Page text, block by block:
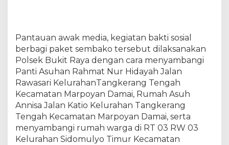
a
B
a
g
i
a
n
P
a
k
Pantauan awak media, kegiatan bakti sosial
berbagi paket sembako tersebut dilaksanakan
Polsek Bukit Raya dengan cara menyambangi
Panti Asuhan Rahmat Nur Hidayah Jalan
Rawasari KelurahanTangkerang Tengah
Kecamatan Marpoyan Damai, Rumah Asuh
Annisa Jalan Katio Kelurahan Tangkerang
Tengah Kecamatan Marpoyan Damai, serta
menyambangi rumah warga di RT 03 RW 03
Kelurahan Sidomulyo Timur Kecamatan